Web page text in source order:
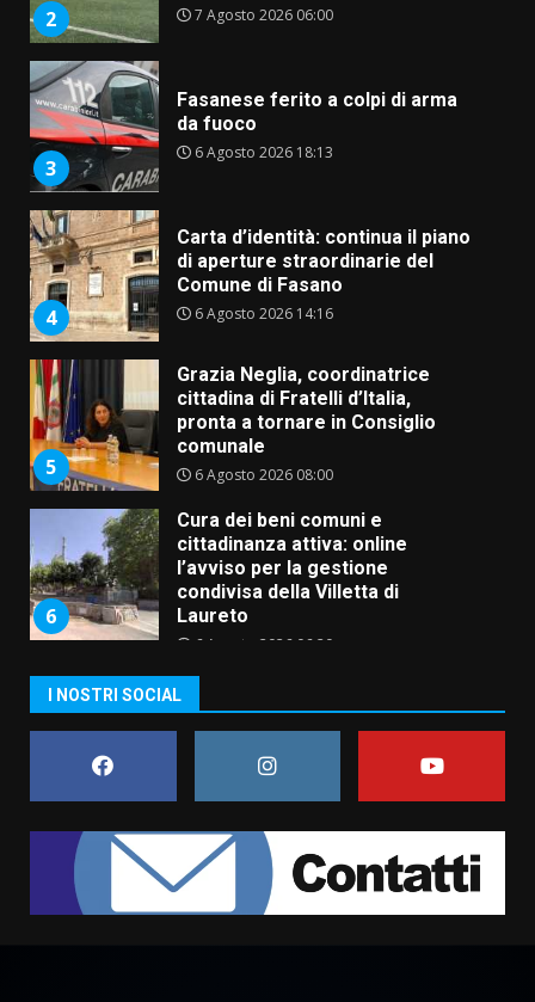
2 7 Agosto 2026 06:00
3
Fasanese ferito a colpi di arma
da fuoco
6 Agosto 2026 18:13
4
Carta d’identità: continua il piano
di aperture straordinarie del
Comune di Fasano
6 Agosto 2026 14:16
5
Grazia Neglia, coordinatrice
cittadina di Fratelli d’Italia,
pronta a tornare in Consiglio
comunale
6 Agosto 2026 08:00
6
Cura dei beni comuni e
cittadinanza attiva: online
l’avviso per la gestione
condivisa della Villetta di
Laureto
6 Agosto 2026 06:20
assoluta de “L’Albergo
Belvedere. Il rapimento”
6 Agosto 2026 06:15
1
Rivoluzione”: nuovo
appuntamento con “Fasano in
Banda”
I NOSTRI SOCIAL